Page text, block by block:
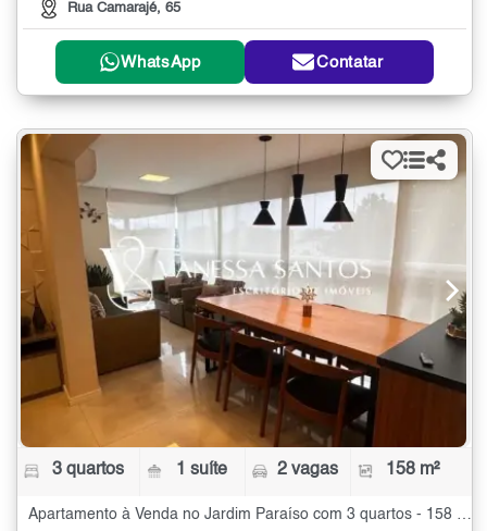
Rua Camarajé, 65
WhatsApp Contatar
3 quartos 1 suíte 2 vagas 158 m²
Apartamento à Venda no Jardim Paraíso com 3 quartos - 158 m²